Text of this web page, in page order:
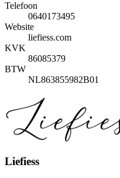
Telefoon
0640173495
Website
liefiess.com
KVK
86085379
BTW
NL863855982B01
Liefiess